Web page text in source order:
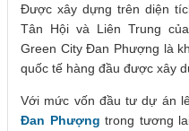
Được xây dựng trên diện
Tân Hội và Liên Trung
Green City Đan Phượng là
quốc tế hàng đầu được xây
Với mức vốn đầu tư dự án
Đan Phượng trong tương